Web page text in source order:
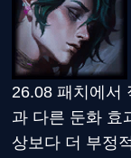
26.08 패치에서
과 다른 둔화 효
상보다 더 부정